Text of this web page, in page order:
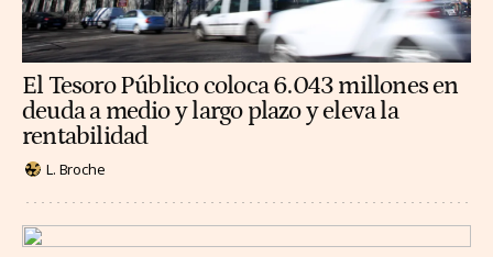
El Tesoro Público coloca 6.043 millones en
deuda a medio y largo plazo y eleva la
rentabilidad
L. Broche